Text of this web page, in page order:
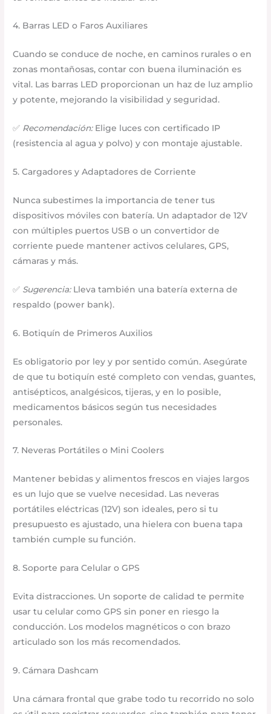
4. Barras LED o Faros Auxiliares
Cuando se conduce de noche, en caminos rurales o en
zonas montañosas, contar con buena iluminación es
vital. Las barras LED proporcionan un haz de luz amplio
y potente, mejorando la visibilidad y seguridad.
✅ Recomendación:Elige luces con certificado IP
(resistencia al agua y polvo) y con montaje ajustable.
5. Cargadores y Adaptadores de Corriente
Nunca subestimes la importancia de tener tus
dispositivos móviles con batería. Un adaptador de 12V
con múltiples puertos USB o un convertidor de
corriente puede mantener activos celulares, GPS,
cámaras y más.
✅ Sugerencia:Lleva también una batería externa de
respaldo (power bank).
6. Botiquín de Primeros Auxilios
Es obligatorio por ley y por sentido común. Asegúrate
de que tu botiquín esté completo con vendas, guantes,
antisépticos, analgésicos, tijeras, y en lo posible,
medicamentos básicos según tus necesidades
personales.
7. Neveras Portátiles o Mini Coolers
Mantener bebidas y alimentos frescos en viajes largos
es un lujo que se vuelve necesidad. Las neveras
portátiles eléctricas (12V) son ideales, pero si tu
presupuesto es ajustado, una hielera con buena tapa
también cumple su función.
8. Soporte para Celular o GPS
Evita distracciones. Un soporte de calidad te permite
usar tu celular como GPS sin poner en riesgo la
conducción. Los modelos magnéticos o con brazo
articulado son los más recomendados.
9. Cámara Dashcam
Una cámara frontal que grabe todo tu recorrido no solo